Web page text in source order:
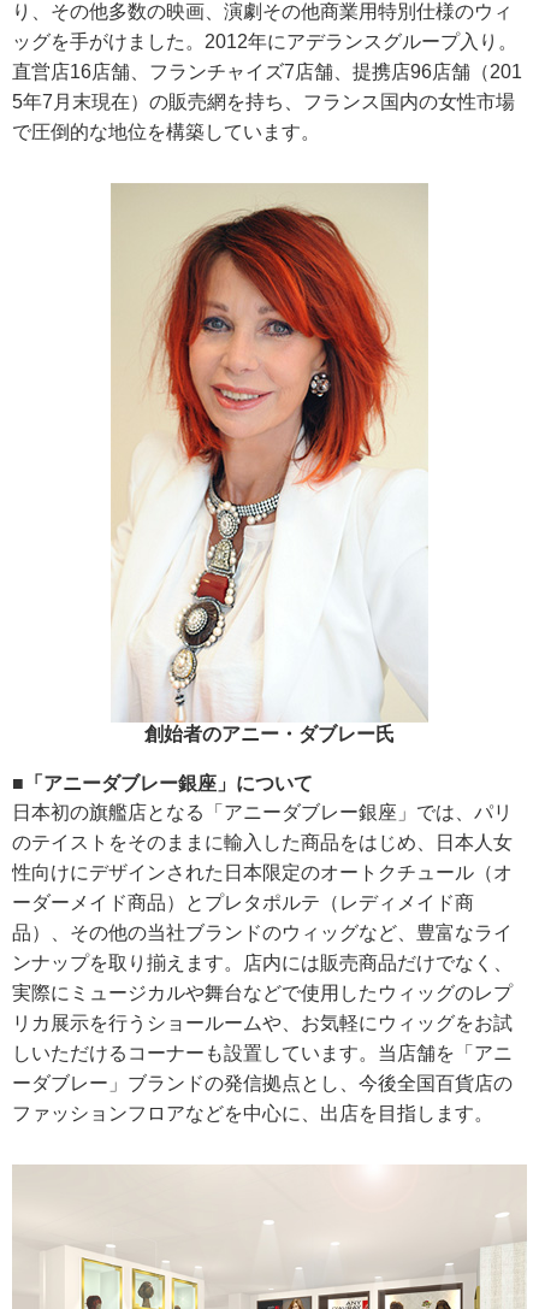
り、その他多数の映画、演劇その他商業用特別仕様のウィ
ッグを手がけました。2012年にアデランスグループ入り。
直営店16店舗、フランチャイズ7店舗、提携店96店舗（201
5年7月末現在）の販売網を持ち、フランス国内の女性市場
で圧倒的な地位を構築しています。
創始者のアニー・ダブレー氏
■「アニーダブレー銀座」について
日本初の旗艦店となる「アニーダブレー銀座」では、パリ
のテイストをそのままに輸入した商品をはじめ、日本人女
性向けにデザインされた日本限定のオートクチュール（オ
ーダーメイド商品）とプレタポルテ（レディメイド商
品）、その他の当社ブランドのウィッグなど、豊富なライ
ンナップを取り揃えます。店内には販売商品だけでなく、
実際にミュージカルや舞台などで使用したウィッグのレプ
リカ展示を行うショールームや、お気軽にウィッグをお試
しいただけるコーナーも設置しています。当店舗を「アニ
ーダブレー」ブランドの発信拠点とし、今後全国百貨店の
ファッションフロアなどを中心に、出店を目指します。